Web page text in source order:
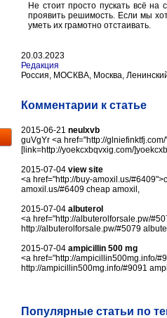
Не стоит просто пускать всё на
проявить решимость. Если мы
уметь их грамотно отстаивать.
20.03.2023
Редакция
Россия, МОСКВА, Москва,
Комментарии к статье
2015-06-21 neulxvb
guVgYr <a href="http://
[link=http://yoekcxbqvxig.com/
2015-07-04 view site
<a href="http://buy-amoxil.us/
amoxil.us/#6409 cheap amoxil,
2015-07-04 albuterol
<a href="http://albuterolforsale.pw/
http://albuterolforsale.pw/#5079
2015-07-04 ampicillin 500 mg
<a href="http://ampicillin500mg.info/
http://ampicillin500mg.info/#9091
Популярные статьи по